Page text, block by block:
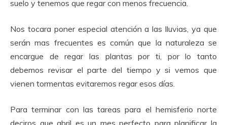
suelo y tenemos que regar con menos frecuencia.
Nos tocara poner especial atención a las lluvias, ya que
serán mas frecuentes es común que la naturaleza se
encargue de regar las plantas por ti, por lo tanto
debemos revisar el parte del tiempo y si vemos que
vienen tormentas evitaremos regar esos días.
Para terminar con las tareas para el hemisferio norte